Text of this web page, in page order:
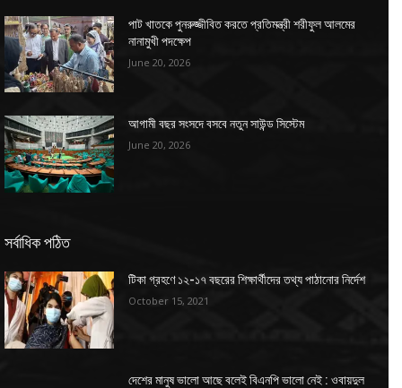
পাট খাতকে পুনরুজ্জীবিত করতে প্রতিমন্ত্রী শরীফুল আলমের
নানামুখী পদক্ষেপ
June 20, 2026
আগামী বছর সংসদে বসবে নতুন সাউন্ড সিস্টেম
June 20, 2026
সর্বাধিক পঠিত
টিকা গ্রহণে ১২-১৭ বছরের শিক্ষার্থীদের তথ্য পাঠানোর নির্দেশ
October 15, 2021
দেশের মানুষ ভালো আছে বলেই বিএনপি ভালো নেই : ওবায়দুল